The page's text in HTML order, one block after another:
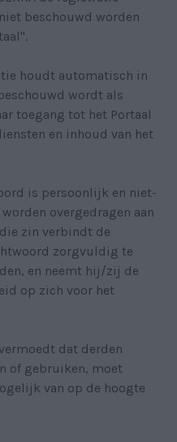
beschouwd worden
houdt automatisch in
wordt als
toegang tot het Portaal
en inhoud van het
is persoonlijk en niet-
overgedragen aan
zin verbindt de
zorgvuldig te
en neemt hij/zij de
op zich voor het
dat derden
of gebruiken, moet
van op de hoogte